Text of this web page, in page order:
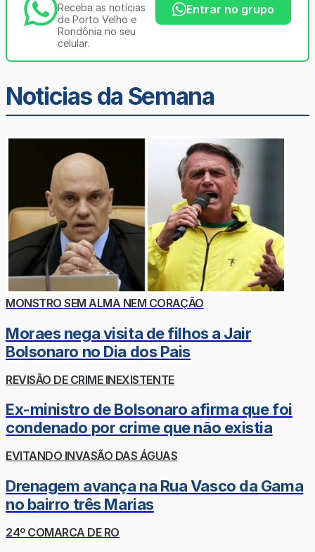
Receba as notícias
de Porto Velho e
Rondônia no seu
celular.
Entrar no grupo
Noticias da Semana
MONSTRO SEM ALMA NEM CORAÇÃO
Moraes nega visita de filhos a Jair
Bolsonaro no Dia dos Pais
REVISÃO DE CRIME INEXISTENTE
Ex-ministro de Bolsonaro afirma que foi
condenado por crime que não existia
EVITANDO INVASÃO DAS ÁGUAS
Drenagem avança na Rua Vasco da Gama
no bairro três Marias
24º COMARCA DE RO